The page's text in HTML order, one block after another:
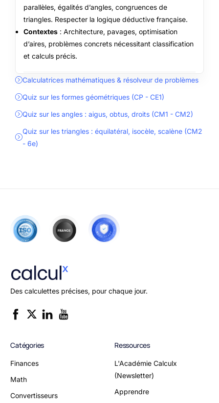
parallèles, égalités d’angles, congruences de
triangles. Respecter la logique déductive française.
Contextes : Architecture, pavages, optimisation
d’aires, problèmes concrets nécessitant classification
et calculs précis.
Calculatrices mathématiques & résolveur de problèmes
Quiz sur les formes géométriques (CP - CE1)
Quiz sur les angles : aigus, obtus, droits (CM1 - CM2)
Quiz sur les triangles : équilatéral, isocèle, scalène (CM2
- 6e)
Des calculettes précises, pour chaque jour.
Catégories
Finances
Math
Convertisseurs
Ressources
L'Académie Calculx
(Newsletter)
Apprendre